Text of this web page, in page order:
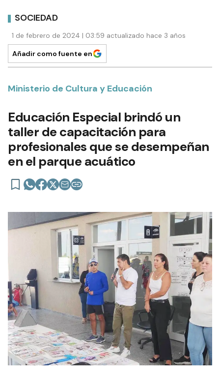
SOCIEDAD
1 de febrero de 2024 | 03:59 actualizado hace 3 años
Añadir como fuente en
Ministerio de Cultura y Educación
Educación Especial brindó un
taller de capacitación para
profesionales que se desempeñan
en el parque acuático